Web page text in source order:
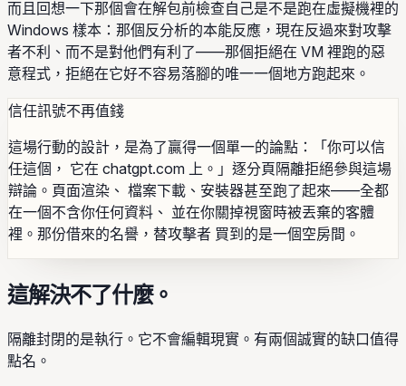
而且回想一下那個會在解包前檢查自己是不是跑在虛擬機裡的
Windows 樣本：那個反分析的本能反應，現在反過來對攻擊
者不利、而不是對他們有利了——那個拒絕在 VM 裡跑的惡
意程式，拒絕在它好不容易落腳的唯一一個地方跑起來。
信任訊號不再值錢
這場行動的設計，是為了贏得一個單一的論點：「你可以信
任這個， 它在 chatgpt.com 上。」逐分頁隔離拒絕參與這場
辯論。頁面渲染、 檔案下載、安裝器甚至跑了起來——全都
在一個不含你任何資料、 並在你關掉視窗時被丟棄的客體
裡。那份借來的名譽，替攻擊者 買到的是一個空房間。
這解決不了什麼。
隔離封閉的是執行。它不會編輯現實。有兩個誠實的缺口值得
點名。